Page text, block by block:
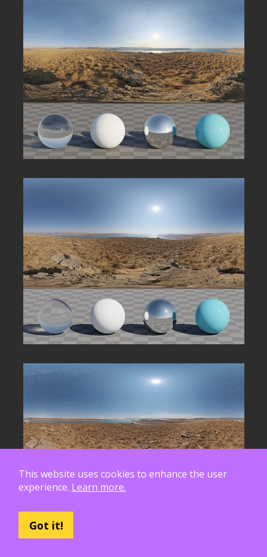
This website uses cookies to enhance the user
experience. Learn more.
Got it!